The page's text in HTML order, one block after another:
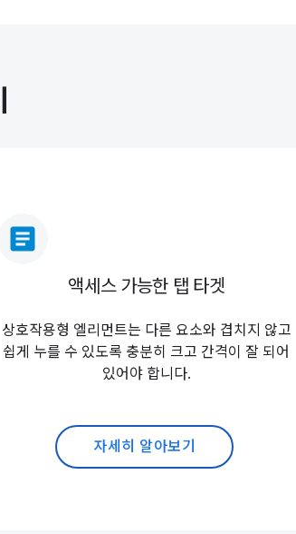
article
액세스 가능한 탭 타겟
상호작용형 엘리먼트는 다른 요소와 겹치지 않고
쉽게 누를 수 있도록 충분히 크고 간격이 잘 되어
있어야 합니다.
자세히 알아보기